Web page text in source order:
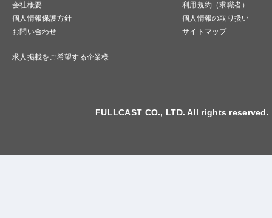
会社概要
利用規約（求職者）
個人情報保護方針
個人情報の取り扱い
お問い合わせ
サイトマップ
求人掲載をご希望する企業様
FULLCAST CO., LTD. All rights reserved.